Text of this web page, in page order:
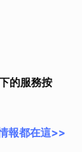
的服務按
報都在這>>